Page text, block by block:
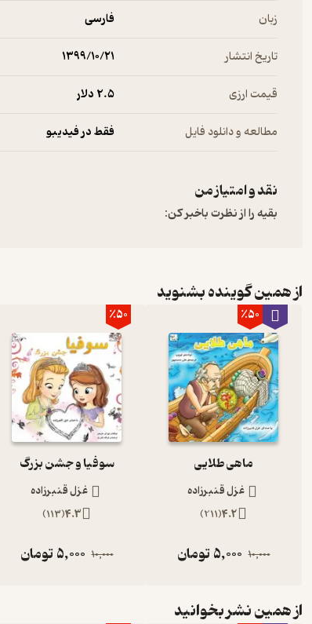
زبان فارسی
تاریخ انتشار ۱۳۹۹/۱۰/۲۱
قیمت ارزی 2.۵ دلار
مطالعه و دانلود فایل فقط در فیدیبو
نقد و امتیاز من
بقیه را از نظرت باخبر کن:
از همین گوینده بشنوید
٪50
ماهی طلایی
غزل قنبرزاده
4.2
(
211
)
10,000
5,000تومان
٪50
سوفیا و جشن بزرگ
غزل قنبرزاده
4.3
(
113
)
10,000
5,000تومان
از همین نشر بخوانید